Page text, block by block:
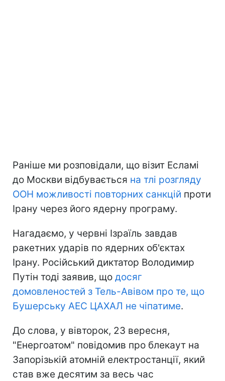
Раніше ми розповідали, що візит Есламі
до Москви відбувається на тлі розгляду
ООН можливості повторних санкцій проти
Ірану через його ядерну програму.
Нагадаємо, у червні Ізраїль завдав
ракетних ударів по ядерних об'єктах
Ірану. Російський диктатор Володимир
Путін тоді заявив, що досяг
домовленостей з Тель-Авівом про те, що
Бушерську АЕС ЦАХАЛ не чіпатиме.
До слова, у вівторок, 23 вересня,
"Енергоатом" повідомив про блекаут на
Запорізькій атомній електростанції, який
став вже десятим за весь час